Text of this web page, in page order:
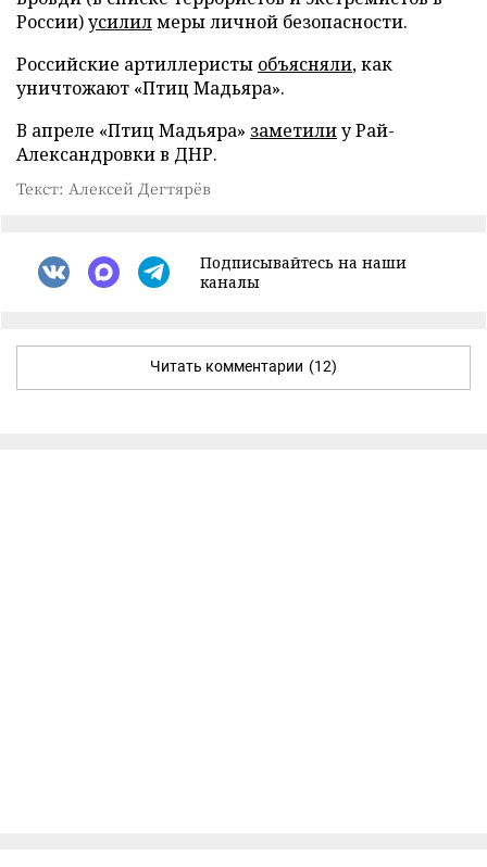
России)усилилмеры личной безопасности.
Российские артиллеристы объясняли, как
уничтожают «Птиц Мадьяра».
В апреле «Птиц Мадьяра» заметилиу Рай-
Александровки в ДНР.
Текст: Алексей Дегтярёв
Подписывайтесь на наши
каналы
Читать комментарии (12)